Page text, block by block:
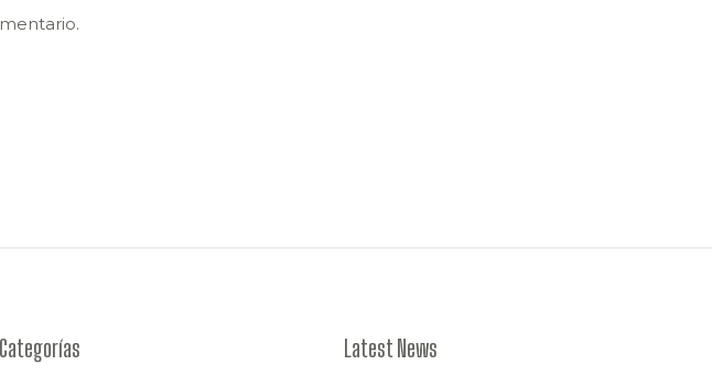
Categorías Latest News